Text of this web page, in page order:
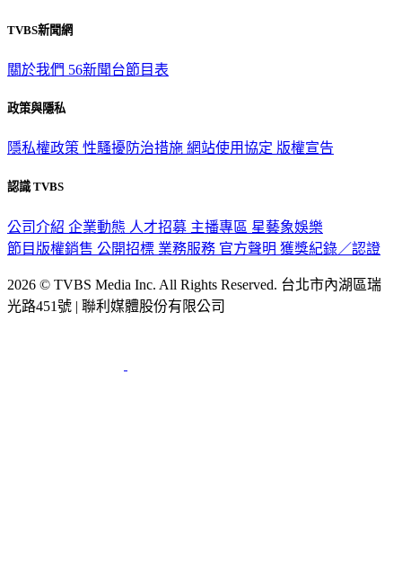
TVBS新聞網
關於我們 56新聞台節目表
政策與隱私
隱私權政策 性騷擾防治措施 網站使用協定 版權宣告
認識 TVBS
公司介紹 企業動態 人才招募 主播專區 星藝象娛樂
節目版權銷售 公開招標 業務服務 官方聲明 獲獎紀錄／認證
2026 © TVBS Media Inc. All Rights Reserved. 台北市內湖區瑞
光路451號 | 聯利媒體股份有限公司